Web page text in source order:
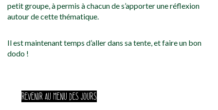
petit groupe, à permis à chacun de s’apporter une réflexion
autour de cette thématique.
Il est maintenant temps d’aller dans sa tente, et faire un bon
dodo !
REVENIR AU MENU DES JOURS